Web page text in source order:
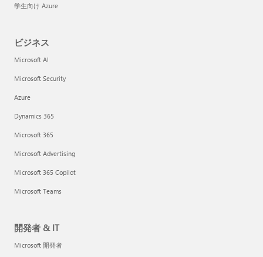
学生向け Azure
ビジネス
Microsoft AI
Microsoft Security
Azure
Dynamics 365
Microsoft 365
Microsoft Advertising
Microsoft 365 Copilot
Microsoft Teams
開発者 & IT
Microsoft 開発者